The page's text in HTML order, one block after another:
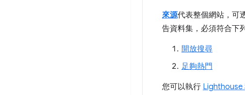
來源代表整個網站，可
告資料集，必須符合下
開放搜尋
足夠熱門
您可以執行 Lighthouse